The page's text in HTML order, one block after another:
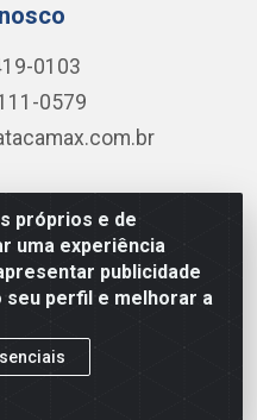
próprios e de
uma experiência
publicidade
perfil e melhorar a
0103
0579
LTDA - RODOVIA BR-
- Muribeca, Jaboatão dos
08.305.623/0001-84